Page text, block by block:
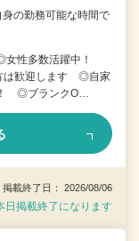
の勤務可能な時間で
性多数活躍中！
は歓迎します ◎自家
◎ブランクO…
載終了日： 2026/08/06
日掲載終了になります